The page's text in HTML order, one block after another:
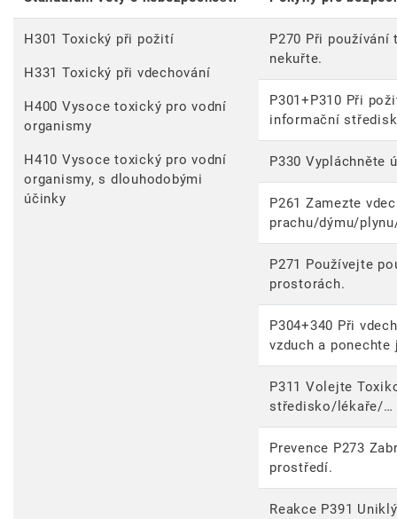
H301 Toxický při požití
H331 Toxický při vdechování
H400 Vysoce toxický pro vodní
organismy
H410 Vysoce toxický pro vodní
organismy, s dlouhodobými
účinky
P270 Při
nekuřte.
P301+P310 Při
informační
P330 Vypláchněte
P261 Zamezte
prachu/dýmu/
P271 Používejte
prostorách.
P304+340 Při
vzduch a
P311 Volejte
středisko/lékaře/…
Prevence P273
prostředí.
Reakce P391